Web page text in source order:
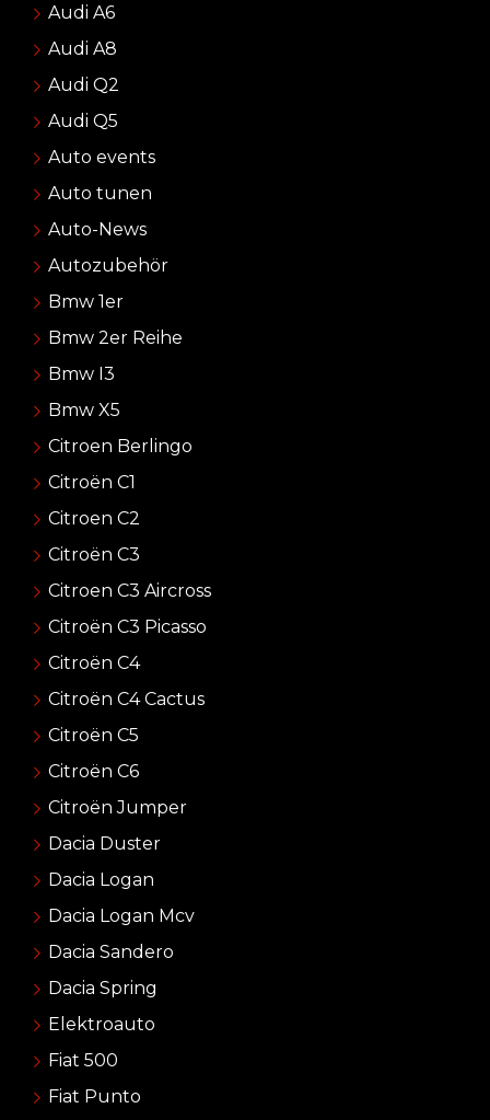
Audi A6
Audi A8
Audi Q2
Audi Q5
Auto events
Auto tunen
Auto-News
Autozubehör
Bmw 1er
Bmw 2er Reihe
Bmw I3
Bmw X5
Citroen Berlingo
Citroën C1
Citroen C2
Citroën C3
Citroen C3 Aircross
Citroën C3 Picasso
Citroën C4
Citroën C4 Cactus
Citroën C5
Citroën C6
Citroën Jumper
Dacia Duster
Dacia Logan
Dacia Logan Mcv
Dacia Sandero
Dacia Spring
Elektroauto
Fiat 500
Fiat Punto